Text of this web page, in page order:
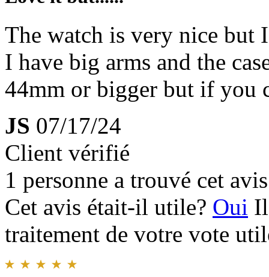
The watch is very nice but
I have big arms and the
44mm or bigger but if you
JS 07/17/24
Client vérifié
1 personne a trouvé cet
Cet avis était-il utile? Oui
traitement de votre vote